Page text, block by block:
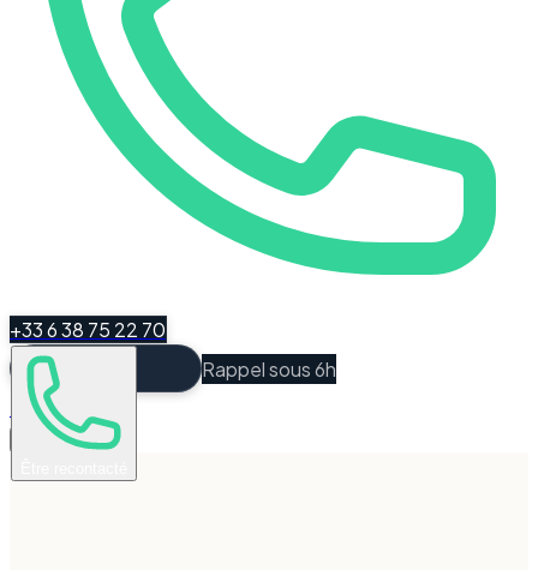
+33 6 38 75 22 70
Rappel sous 6h
Espace Client